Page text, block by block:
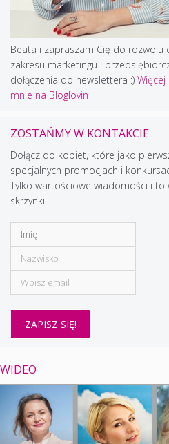
Beata i zapraszam Cię do rozwoju
zakresu marketingu i
dołączenia do newslettera :) Więcej
mnie na Bloglovin
ZOSTAŃMY W KONTAKCIE
Dołącz do kobiet, które jako
specjalnych promocjach i
Tylko wartościowe wiadomości i
skrzynki!
WIDEO